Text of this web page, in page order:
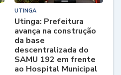
UTINGA
Utinga: Prefeitura
avança na construção
da base
descentralizada do
SAMU 192 em frente
ao Hospital Municipal